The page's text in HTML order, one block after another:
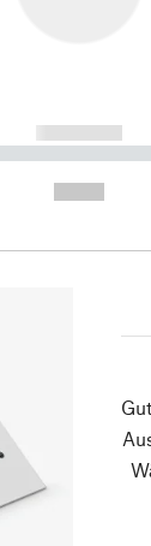
------------
-----------